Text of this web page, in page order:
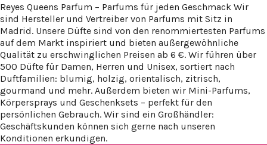
Reyes Queens Parfum – Parfums für jeden Geschmack Wir
sind Hersteller und Vertreiber von Parfums mit Sitz in
Madrid. Unsere Düfte sind von den renommiertesten Parfums
auf dem Markt inspiriert und bieten außergewöhnliche
Qualität zu erschwinglichen Preisen ab 6 €. Wir führen über
500 Düfte für Damen, Herren und Unisex, sortiert nach
Duftfamilien: blumig, holzig, orientalisch, zitrisch,
gourmand und mehr. Außerdem bieten wir Mini-Parfums,
Körpersprays und Geschenksets – perfekt für den
persönlichen Gebrauch. Wir sind ein Großhändler:
Geschäftskunden können sich gerne nach unseren
Konditionen erkundigen.